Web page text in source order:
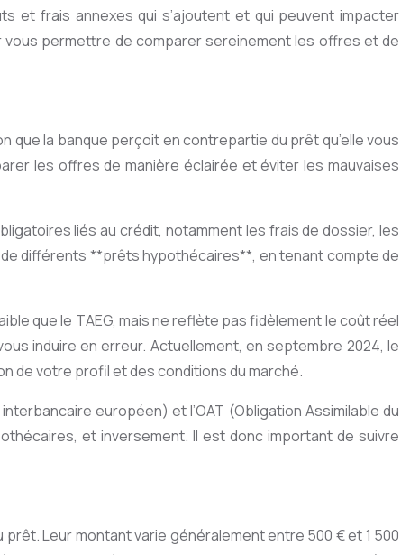
et frais annexes qui s’ajoutent et qui peuvent impacter
permettre de comparer sereinement les offres et de
que la banque perçoit en contrepartie du prêt qu’elle vous
les offres de manière éclairée et éviter les mauvaises
liés au crédit, notamment les frais de dossier, les
différents **prêts hypothécaires**, en tenant compte de
que le TAEG, mais ne reflète pas fidèlement le coût réel
induire en erreur. Actuellement, en septembre 2024, le
de votre profil et des conditions du marché.
européen) et l’OAT (Obligation Assimilable du
et inversement. Il est donc important de suivre
Leur montant varie généralement entre 500 € et 1 500